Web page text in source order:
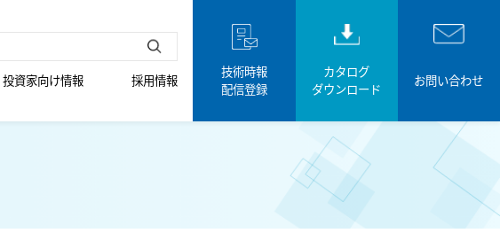
資家向け情報 採用情報
技術時報
配信登録
カタログ
ダウンロード
お問い合わせ